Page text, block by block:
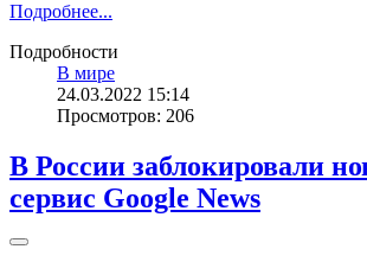
Подробнее...
Подробности
В мире
24.03.2022 15:14
Просмотров: 206
В России заблокировали
сервис Google News